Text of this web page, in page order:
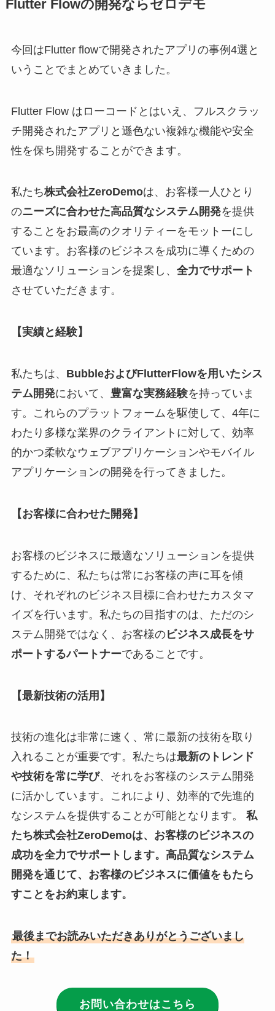
Flutter Flowの開発ならゼロデモ
今回はFlutter flowで開発されたアプリの事例4選と
いうことでまとめていきました。
Flutter Flow はローコードとはいえ、フルスクラッ
チ開発されたアプリと遜色ない複雑な機能や安全
性を保ち開発することができます。
私たち株式会社ZeroDemoは、お客様一人ひとり
のニーズに合わせた高品質なシステム開発を提供
することをお最高のクオリティーをモットーにし
ています。お客様のビジネスを成功に導くための
最適なソリューションを提案し、 全力でサポート
させていただきます。
【実績と経験】
私たちは、 BubbleおよびFlutterFlowを用いたシス
テム開発において、 豊富な実務経験を持っていま
す。これらのプラットフォームを駆使して、4年に
わたり多様な業界のクライアントに対して、効率
的かつ柔軟なウェブアプリケーションやモバイル
アプリケーションの開発を行ってきました。
【お客様に合わせた開発】
お客様のビジネスに最適なソリューションを提供
するために、私たちは常にお客様の声に耳を傾
け、それぞれのビジネス目標に合わせたカスタマ
イズを行います。私たちの目指すのは、ただのシ
ステム開発ではなく、お客様のビジネス成長をサ
ポートするパートナーであることです。
【最新技術の活用】
技術の進化は非常に速く、常に最新の技術を取り
入れることが重要です。私たちは最新のトレンド
や技術を常に学び、それをお客様のシステム開発
に活かしています。これにより、効率的で先進的
なシステムを提供することが可能となります。 私
たち株式会社ZeroDemoは、お客様のビジネスの
成功を全力でサポートします。高品質なシステム
開発を通じて、お客様のビジネスに価値をもたら
すことをお約束します。
最後までお読みいただきありがとうございまし
た！
お問い合わせはこちら